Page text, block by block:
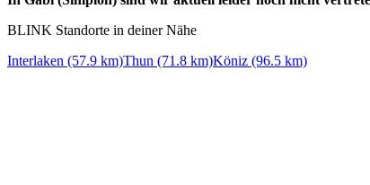
BLINK Standorte in deiner Nähe
Interlaken (57.9 km)Thun (71.8 km)Köniz (96.5 km)